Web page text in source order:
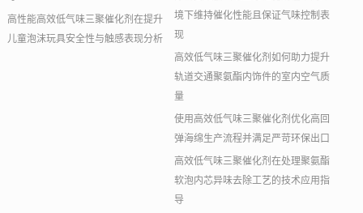
高性能高效低气味三聚催化剂在提升
儿童泡沫玩具安全性与触感表现分析
境下维持催化性能且保证气味控制表
现
高效低气味三聚催化剂如何助力提升
轨道交通聚氨酯内饰件的室内空气质
量
使用高效低气味三聚催化剂优化高回
弹海绵生产流程并满足严苛环保出口
高效低气味三聚催化剂在处理聚氨酯
软泡内芯异味去除工艺的技术应用指
导